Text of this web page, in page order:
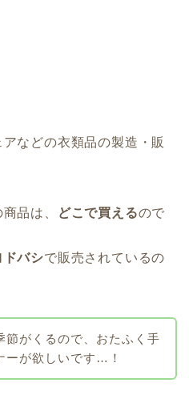
などの衣類品の製造・販
品は、 どこで買えるので
ドバシで販売されているの
節がくるので、おたふく手
ーが欲しいです…！